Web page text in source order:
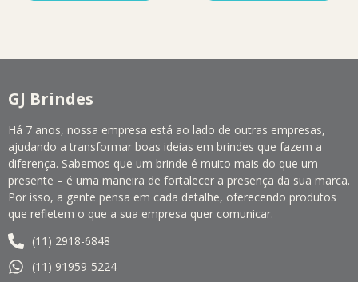
GJ Brindes
Há 7 anos, nossa empresa está ao lado de outras empresas,
ajudando a transformar boas ideias em brindes que fazem a
diferença. Sabemos que um brinde é muito mais do que um
presente – é uma maneira de fortalecer a presença da sua marca.
Por isso, a gente pensa em cada detalhe, oferecendo produtos
que refletem o que a sua empresa quer comunicar.
(11) 2918-6848
(11) 91959-5224